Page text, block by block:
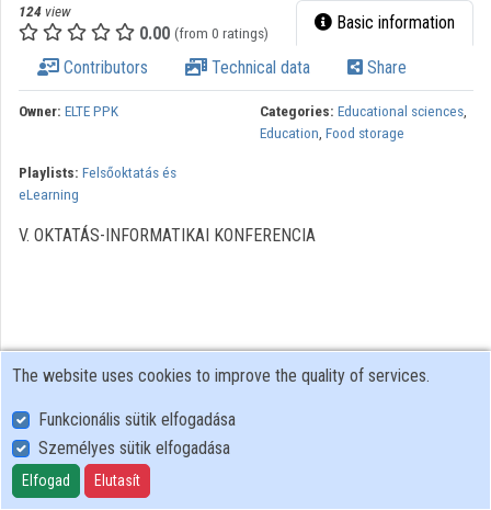
124 view
0.00 (from 0 ratings) Basic information
Contributors Technical data Share
Owner: ELTE PPK Categories: Educational sciences,
Education, Food storage
Playlists: Felsőoktatás és
eLearning
V. OKTATÁS-INFORMATIKAI KONFERENCIA
User Policy
Adatkezelési tájékoztató (en)
Cookie Policy
The website uses cookies to improve the quality of services.
Funkcionális sütik elfogadása
Személyes sütik elfogadása
Elfogad Elutasít